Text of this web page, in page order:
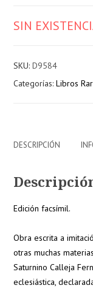
SIN
SKU:D9584
Categorías:Libros
DESCRIPCIÓN
Edición facsímil.
Obra escrita a
otras muchas
Saturnino Calleja
eclesiástica,